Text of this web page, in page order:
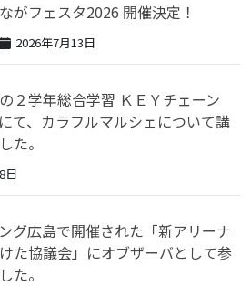
がフェスタ2026 開催決定！
2026年7月13日
２学年総合学習 ＫＥＹチェーン
て、カラフルマルシェについて講
た。
日
グ広島で開催された「新アリーナ
た協議会」にオブザーバとして参
た。